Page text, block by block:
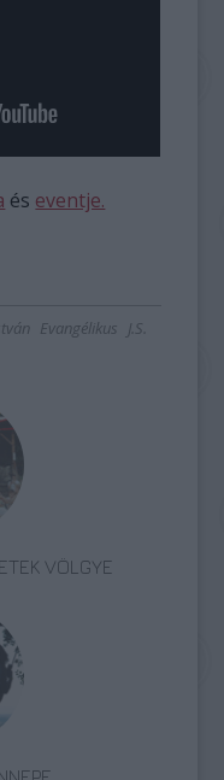
és eventje.
Evangélikus J.S.
VÖLGYE